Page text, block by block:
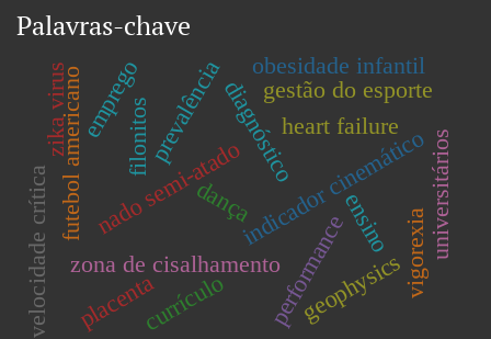
Palavras-chave
zona de cisalhamento
indicador cinemático
filonitos
dança ensino
nado semi-atado
velocidade crítica performance
futebol americano diagnósticogestão do esporte
geophysics
currículo
prevalência obesidade infantil
emprego
vigorexiauniversitários
heart failure
zika virus
placenta